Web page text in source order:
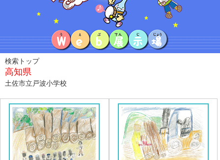
検索トップ
高知県
土佐市立戸波小学校